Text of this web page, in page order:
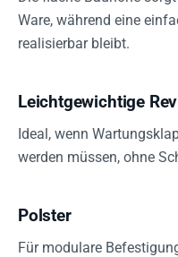
Ware, während eine
realisierbar bleibt.
Leichtgewichtige
Ideal, wenn
werden müssen, ohne
Polster
Für modulare